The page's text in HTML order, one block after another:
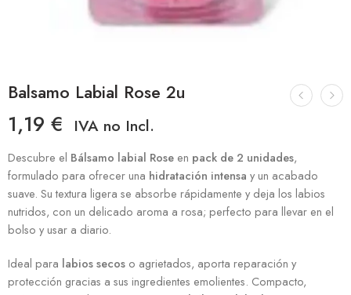
Balsamo Labial Rose 2u
1,19 € IVA no Incl.
Descubre el Bálsamo labial Rose en pack de 2 unidades,
formulado para ofrecer una hidratación intensa y un acabado
suave. Su textura ligera se absorbe rápidamente y deja los labios
nutridos, con un delicado aroma a rosa; perfecto para llevar en el
bolso y usar a diario.
Ideal para labios secos o agrietados, aporta reparación y
protección gracias a sus ingredientes emolientes. Compacto,